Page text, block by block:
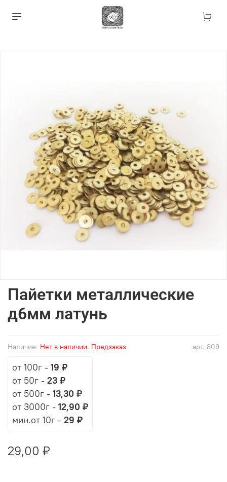
арт. 809
Наличие: Нет в наличии. Предзаказ
Пайетки металлические
д6мм латунь
от 100г - 19 ₽
от 50г - 23 ₽
от 500г - 13,30 ₽
от 3000г - 12,90 ₽
мин.от 10г - 29 ₽
29,00 ₽